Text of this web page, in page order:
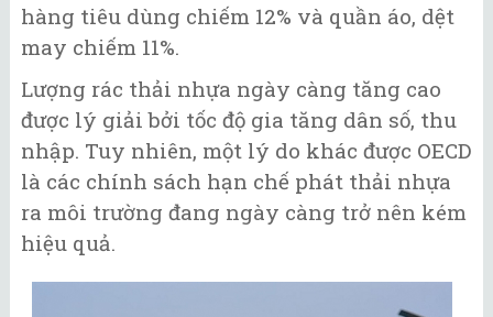
hàng tiêu dùng chiếm 12% và quần áo, dệt
may chiếm 11%.
Lượng rác thải nhựa ngày càng tăng cao
được lý giải bởi tốc độ gia tăng dân số, thu
nhập. Tuy nhiên, một lý do khác được OECD
là các chính sách hạn chế phát thải nhựa
ra môi trường đang ngày càng trở nên kém
hiệu quả.